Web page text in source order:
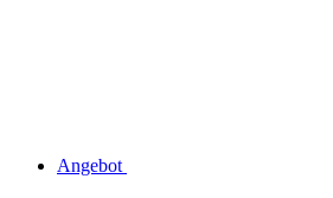
Angebot